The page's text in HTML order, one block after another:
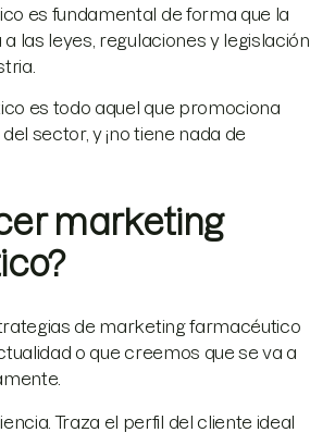
es fundamental de forma que la
las leyes, regulaciones y legislación
es todo aquel que promociona
sector, y ¡no tiene nada de
marketing
de marketing farmacéutico
o que creemos que se va a
Traza el perfil del cliente ideal